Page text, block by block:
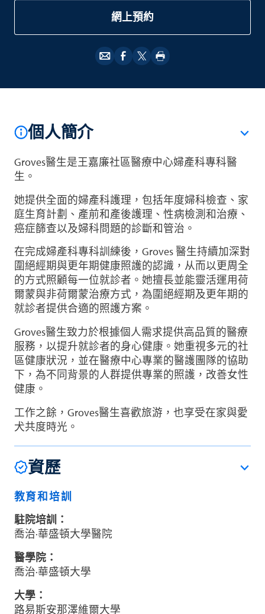
網上預約
個人簡介
Groves醫生是王嘉廉社區醫療中心婦產科專科醫
生。
她提供全面的婦產科護理，包括年度婦科檢查、家
庭生育計劃、產前和產後護理、性病檢測和治療、
癌症篩查以及婦科問題的診斷和管治。
在完成婦產科專科訓練後，Groves 醫生持續加深對
圍絕經期與更年期健康照護的認識，从而以更周全
的方式照顧每一位就診者。她擅長並能靈活運用荷
爾蒙與非荷爾蒙治療方式，為圍絕經期及更年期的
就診者提供合適的照護方案。
Groves醫生致力於根據個人需求提供高品質的醫療
服務，以提升就診者的身心健康。她重視多元的社
區健康狀況，並在醫療中心專業的醫護團隊的協助
下，為不同背景的人群提供專業的照護，改善女性
健康。
工作之餘，Groves醫生喜歡旅游，也享受在家與愛
犬共度時光。
資歷
教育和培訓
駐院培訓：
喬治·華盛頓大學醫院
醫學院：
喬治·華盛頓大學
大學：
路易斯安那澤維爾大學